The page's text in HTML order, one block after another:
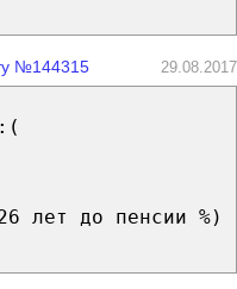
№144315 29.08.2017
лет до пенсии %)